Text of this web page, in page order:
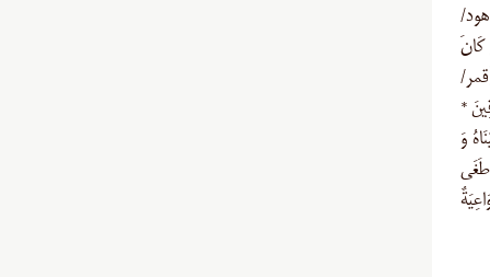
كَانَ
*
۱۱۹-۱۲۱) فَأَنجَيْنَاهُ وَ
۱۵) إِنَّا لَمَّا طَغَى